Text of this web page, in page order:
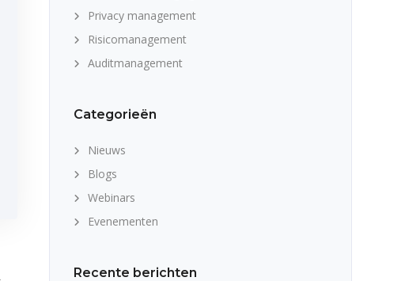
Privacy management
Risicomanagement
Auditmanagement
Categorieën
Nieuws
Blogs
Webinars
Evenementen
Recente berichten